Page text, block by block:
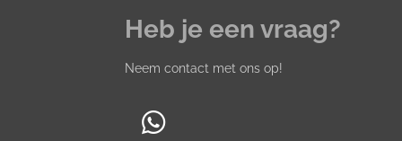
Heb je een vraag?
Neem contact met ons op!
W